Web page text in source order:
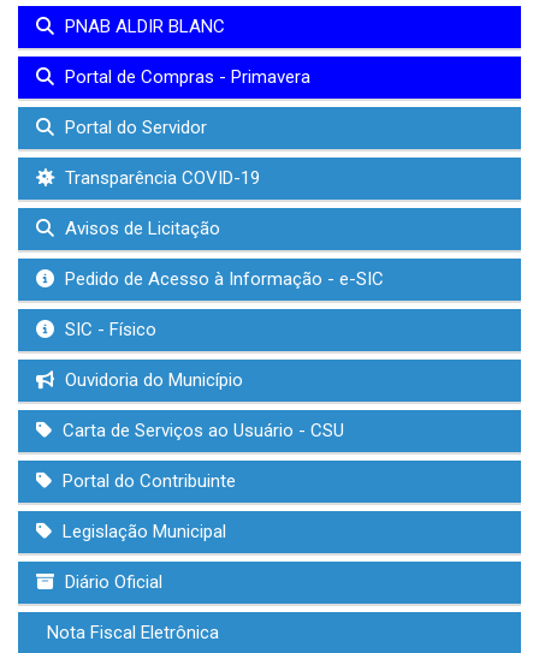
PNAB ALDIR BLANC
Portal de Compras - Primavera
Portal do Servidor
Transparência COVID-19
Avisos de Licitação
Pedido de Acesso à Informação - e-SIC
SIC - Físico
Ouvidoria do Município
Carta de Serviços ao Usuário - CSU
Portal do Contribuinte
Legislação Municipal
Diário Oficial
Nota Fiscal Eletrônica